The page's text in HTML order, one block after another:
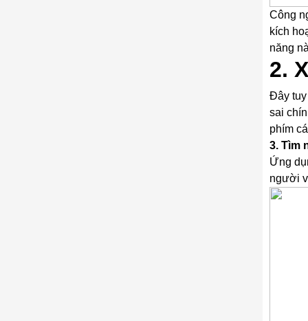
Công
kích
năng
2.
Đây tuy
sai
phím
3. Tìm
Ứng
người